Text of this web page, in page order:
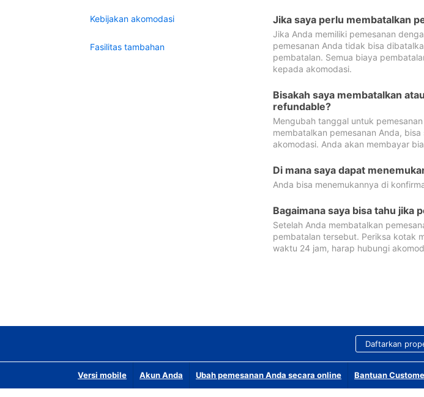
Kebijakan akomodasi
Fasilitas tambahan
Jika saya perlu membatalkan
Jika Anda memiliki pemesanan
pemesanan Anda tidak bisa
pembatalan. Semua biaya
kepada akomodasi.
Bisakah saya membatalkan
refundable?
Mengubah tanggal untuk
membatalkan pemesanan Anda,
akomodasi. Anda akan membayar
Di mana saya dapat
Anda bisa menemukannya di
Bagaimana saya bisa tahu jika
Setelah Anda membatalkan
pembatalan tersebut. Periksa kotak
waktu 24 jam, harap hubungi
Daftarkan
Versi mobile Akun Anda Ubah pemesanan Anda secara online Bantuan